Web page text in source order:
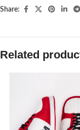
Share:
Related